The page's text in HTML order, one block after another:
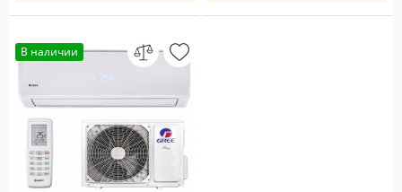
В наличии